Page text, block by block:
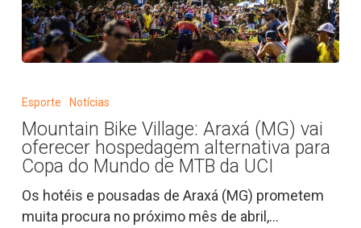
Village:
Araxá
(MG)
vai
oferecer
hospedagem
Esporte Notícias
Mountain Bike Village: Araxá (MG) vai
oferecer hospedagem alternativa para
Copa do Mundo de MTB da UCI
Os hotéis e pousadas de Araxá (MG) prometem
muita procura no próximo mês de abril,…